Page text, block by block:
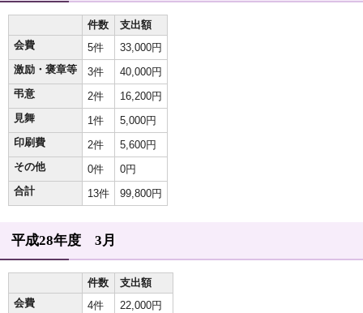
件数
支出額
会費
5件
33,000円
激励・褒章等
3件
40,000円
弔意
2件
16,200円
見舞
1件
5,000円
印刷費
2件
5,600円
その他
0件
0円
合計
13件 99,800円
平成28年度 3月
件数
支出額
会費
4件
22,000円